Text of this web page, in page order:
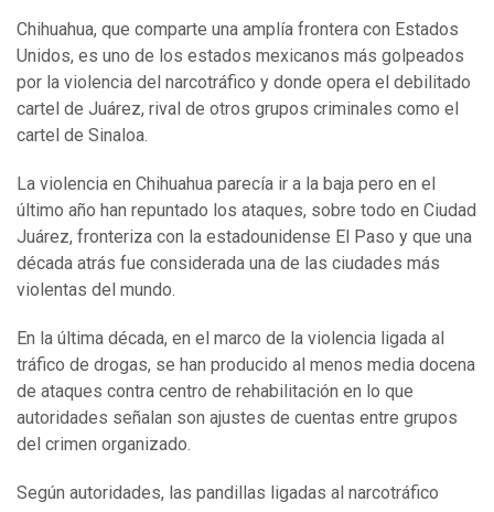
Chihuahua, que comparte una amplía frontera con Estados
Unidos, es uno de los estados mexicanos más golpeados
por la violencia del narcotráfico y donde opera el debilitado
cartel de Juárez, rival de otros grupos criminales como el
cartel de Sinaloa.
La violencia en Chihuahua parecía ir a la baja pero en el
último año han repuntado los ataques, sobre todo en Ciudad
Juárez, fronteriza con la estadounidense El Paso y que una
década atrás fue considerada una de las ciudades más
violentas del mundo.
En la última década, en el marco de la violencia ligada al
tráfico de drogas, se han producido al menos media docena
de ataques contra centro de rehabilitación en lo que
autoridades señalan son ajustes de cuentas entre grupos
del crimen organizado.
Según autoridades, las pandillas ligadas al narcotráfico